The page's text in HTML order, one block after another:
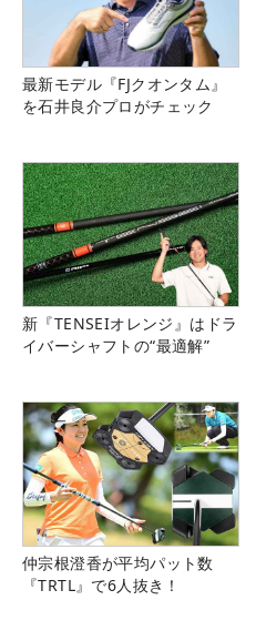
最新モデル『FJクオンタム』
を石井良介プロがチェック
新『TENSEIオレンジ』はドラ
イバーシャフトの“最適解”
仲宗根澄香が平均パット数
『TRTL』で6人抜き！